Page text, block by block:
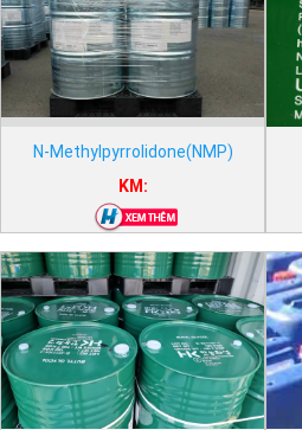
N-Methylpyrrolidone(NMP)
KM: